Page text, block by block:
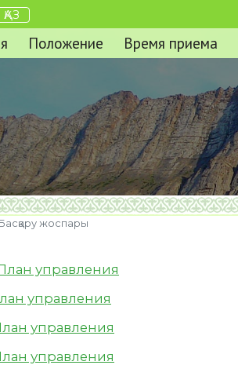
ҚАЗ
Положение Время приема
Басқару жоспары
управления
управления
управления
управления